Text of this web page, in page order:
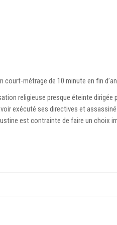
court-métrage de 10 minute en fin
religieuse presque éteinte dirigée
exécuté ses directives et
est contrainte de faire un choix